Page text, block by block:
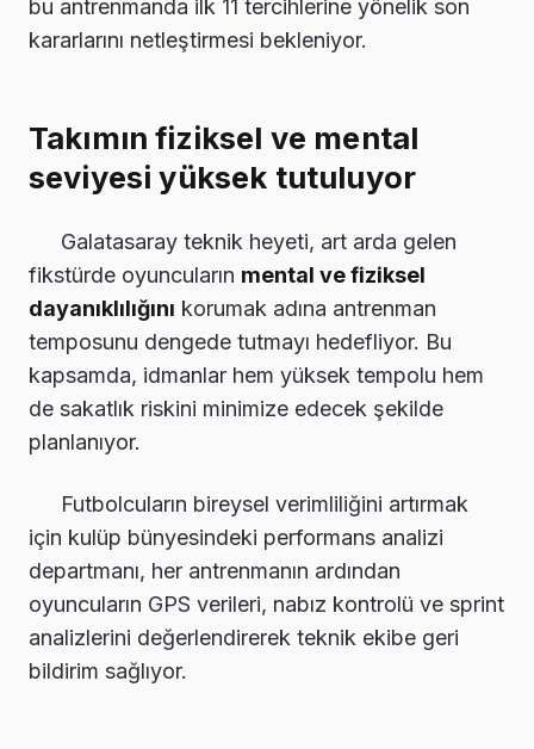
bu antrenmanda ilk 11 tercihlerine yönelik son
kararlarını netleştirmesi bekleniyor.
Takımın fiziksel ve mental
seviyesi yüksek tutuluyor
Galatasaray teknik heyeti, art arda gelen
fikstürde oyuncuların mental ve fiziksel
dayanıklılığını korumak adına antrenman
temposunu dengede tutmayı hedefliyor. Bu
kapsamda, idmanlar hem yüksek tempolu hem
de sakatlık riskini minimize edecek şekilde
planlanıyor.
Futbolcuların bireysel verimliliğini artırmak
için kulüp bünyesindeki performans analizi
departmanı, her antrenmanın ardından
oyuncuların GPS verileri, nabız kontrolü ve sprint
analizlerini değerlendirerek teknik ekibe geri
bildirim sağlıyor.